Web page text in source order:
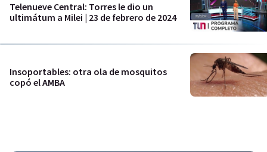
Telenueve Central: Torres le dio un
ultimátum a Milei | 23 de febrero de 2024
Insoportables: otra ola de mosquitos
copó el AMBA